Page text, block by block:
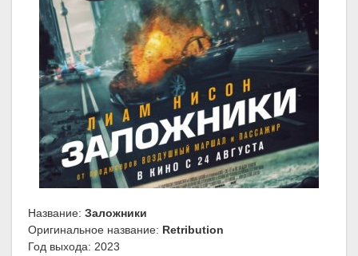
Название: Заложники
Оригинальное название: Retribution
Год выхода: 2023